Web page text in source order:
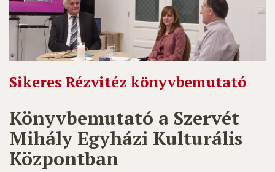
Sikeres Rézvitéz könyvbemutató
Könyvbemutató a Szervét
Mihály Egyházi Kulturális
Központban